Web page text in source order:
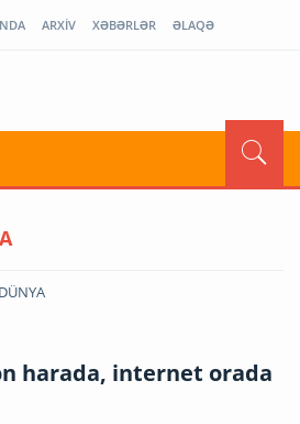
ARXİV XƏBƏRLƏR ƏLAQƏ
harada, internet orada